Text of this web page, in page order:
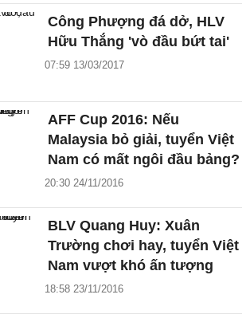
Công Phượng đá dở, HLV
Hữu Thắng 'vò đầu bứt tai'
07:59 13/03/2017
AFF Cup 2016: Nếu
Malaysia bỏ giải, tuyển Việt
Nam có mất ngôi đầu bảng?
20:30 24/11/2016
BLV Quang Huy: Xuân
Trường chơi hay, tuyển Việt
Nam vượt khó ấn tượng
18:58 23/11/2016